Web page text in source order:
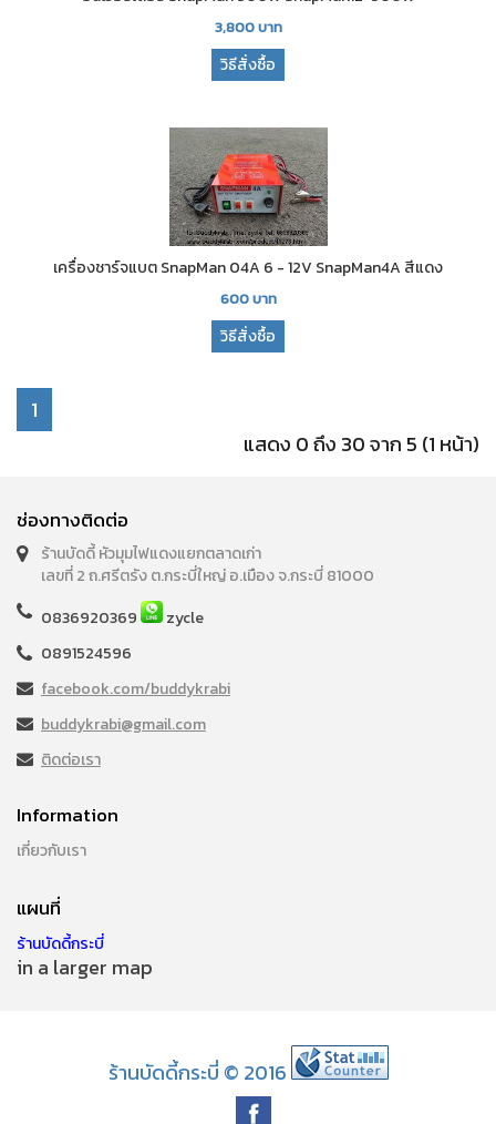
3,800บาท
วิธีสั่งซื้อ
เครื่องชาร์จแบต SnapMan 04A 6 - 12V SnapMan4A สีแดง
600บาท
วิธีสั่งซื้อ
1
แสดง 0 ถึง 30 จาก 5 (1 หน้า)
ช่องทางติดต่อ
ร้านบัดดี้ หัวมุมไฟแดงแยกตลาดเก่า
เลขที่ 2 ถ.ศรีตรัง ต.กระบี่ใหญ่ อ.เมือง จ.กระบี่ 81000
0836920369
zycle
0891524596
facebook.com/buddykrabi
buddykrabi@gmail.com
ติดต่อเรา
Information
เกี่ยวกับเรา
แผนที่
ร้านบัดดี้กระบี่
in a larger map
ร้านบัดดี้กระบี่ © 2016